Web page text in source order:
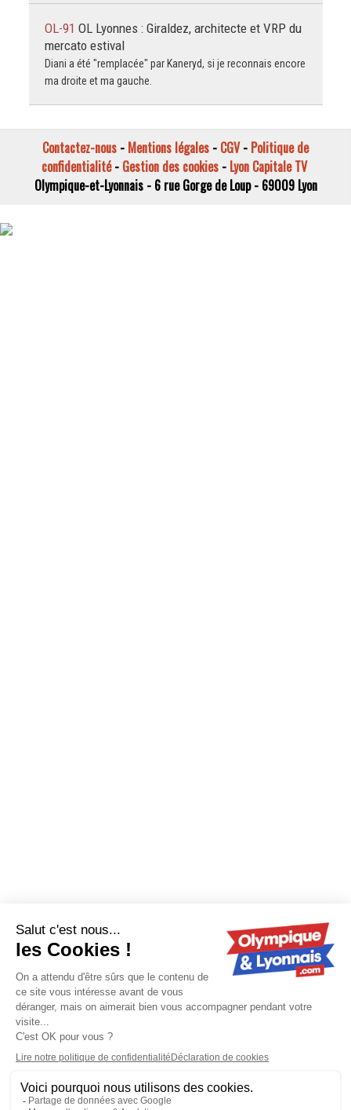
OL-91 OL Lyonnes : Giraldez, architecte et VRP du
mercato estival
Diani a été "remplacée" par Kaneryd, si je reconnais encore
ma droite et ma gauche.
Contactez-nous - Mentions légales - CGV- Politique de
confidentialité- Gestion des cookies- Lyon Capitale TV
Olympique-et-Lyonnais - 6 rue Gorge de Loup - 69009 Lyon